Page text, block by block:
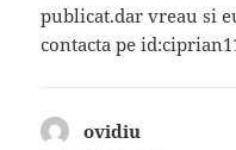
publicat.dar vreau si
contacta pe
ovidiu